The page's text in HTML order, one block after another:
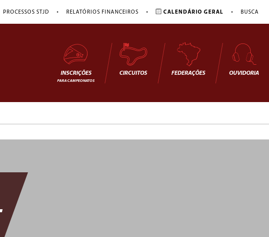
PROCESSOS STJD • RELATÓRIOS FINANCEIROS • CALENDÁRIO GERAL • BUSCA
INSCRIÇÕES
PARA CAMPEONATOS
CIRCUITOS FEDERAÇÕES OUVIDORIA